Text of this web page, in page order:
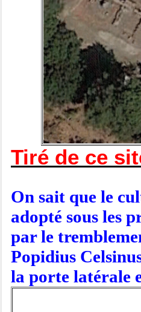
Tiré de ce
On sait que le
adopté sous les
par le
Popidius
la porte latérale